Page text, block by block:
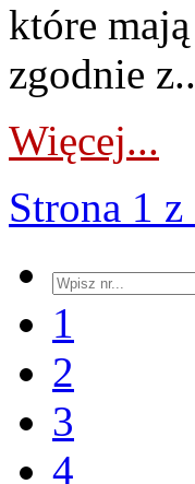
które
zgodnie
Więcej...
Strona 1 z
1
2
3
4